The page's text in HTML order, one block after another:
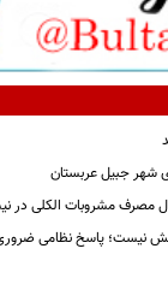
شهر جبیل عربستان
نیست؛ پاسخ نظامی